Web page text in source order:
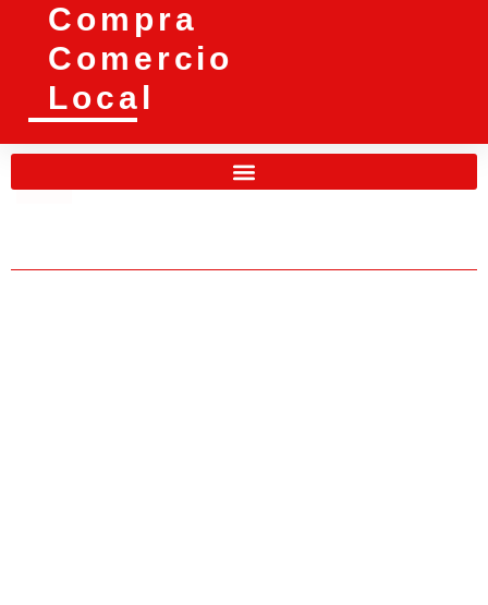
Compra
Comercio
Local